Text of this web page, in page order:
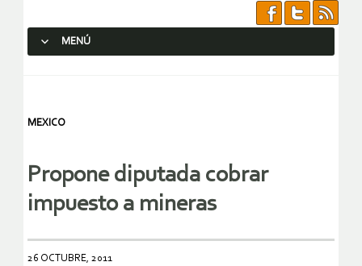
MENÚ
MEXICO
Propone diputada cobrar
impuesto a mineras
26 OCTUBRE, 2011